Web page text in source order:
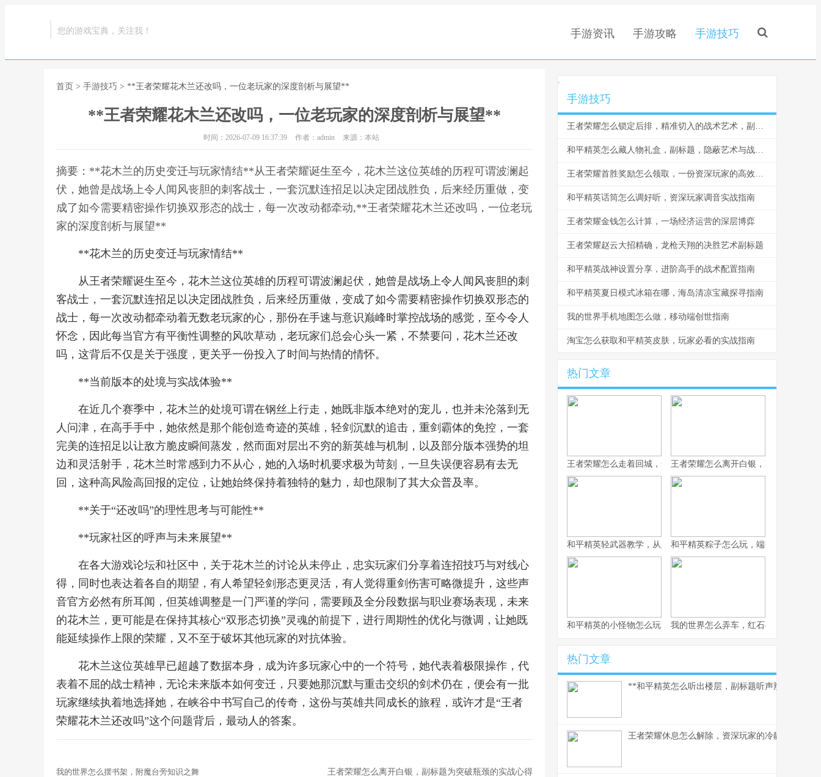
您的游戏宝典，关注我！ 手游资讯 手游攻略 手游技巧
首页 > 手游技巧 > **王者荣耀花木兰还改吗，一位老玩家的深度剖析与展望**
**王者荣耀花木兰还改吗，一位老玩家的深度剖析与展望**
时间：2026-07-09 16:37:39 作者：admin 来源：本站
摘要：**花木兰的历史变迁与玩家情结**从王者荣耀诞生至今，花木兰这位英雄的历程可谓波澜起
伏，她曾是战场上令人闻风丧胆的刺客战士，一套沉默连招足以决定团战胜负，后来经历重做，变
成了如今需要精密操作切换双形态的战士，每一次改动都牵动,**王者荣耀花木兰还改吗，一位老玩
家的深度剖析与展望**
**花木兰的历史变迁与玩家情结**
从王者荣耀诞生至今，花木兰这位英雄的历程可谓波澜起伏，她曾是战场上令人闻风丧胆的刺
客战士，一套沉默连招足以决定团战胜负，后来经历重做，变成了如今需要精密操作切换双形态的
战士，每一次改动都牵动着无数老玩家的心，那份在手速与意识巅峰时掌控战场的感觉，至今令人
怀念，因此每当官方有平衡性调整的风吹草动，老玩家们总会心头一紧，不禁要问，花木兰还改
吗，这背后不仅是关于强度，更关乎一份投入了时间与热情的情怀。
**当前版本的处境与实战体验**
在近几个赛季中，花木兰的处境可谓在钢丝上行走，她既非版本绝对的宠儿，也并未沦落到无
人问津，在高手手中，她依然是那个能创造奇迹的英雄，轻剑沉默的追击，重剑霸体的免控，一套
完美的连招足以让敌方脆皮瞬间蒸发，然而面对层出不穷的新英雄与机制，以及部分版本强势的坦
边和灵活射手，花木兰时常感到力不从心，她的入场时机要求极为苛刻，一旦失误便容易有去无
回，这种高风险高回报的定位，让她始终保持着独特的魅力，却也限制了其大众普及率。
**关于“还改吗”的理性思考与可能性**
**玩家社区的呼声与未来展望**
在各大游戏论坛和社区中，关于花木兰的讨论从未停止，忠实玩家们分享着连招技巧与对线心
得，同时也表达着各自的期望，有人希望轻剑形态更灵活，有人觉得重剑伤害可略微提升，这些声
音官方必然有所耳闻，但英雄调整是一门严谨的学问，需要顾及全分段数据与职业赛场表现，未来
的花木兰，更可能是在保持其核心“双形态切换”灵魂的前提下，进行周期性的优化与微调，让她既
能延续操作上限的荣耀，又不至于破坏其他玩家的对抗体验。
花木兰这位英雄早已超越了数据本身，成为许多玩家心中的一个符号，她代表着极限操作，代
表着不屈的战士精神，无论未来版本如何变迁，只要她那沉默与重击交织的剑术仍在，便会有一批
玩家继续执着地选择她，在峡谷中书写自己的传奇，这份与英雄共同成长的旅程，或许才是“王者
荣耀花木兰还改吗”这个问题背后，最动人的答案。
我的世界怎么摆书架，附魔台旁知识之舞 王者荣耀怎么离开白银，副标题为突破瓶颈的实战心得
.
手游技巧
王者荣耀怎么锁定后排，精准切入的战术艺术，副标题，脆皮噩梦与团战胜负手
和平精英怎么藏人物礼盒，副标题，隐蔽艺术与战术博弈
王者荣耀首胜奖励怎么领取，一份资深玩家的高效指南，副标题，揭秘每日第一胜的隐藏技巧与深远意义
和平精英话筒怎么调好听，资深玩家调音实战指南
王者荣耀金钱怎么计算，一场经济运营的深层博弈
王者荣耀赵云大招精确，龙枪天翔的决胜艺术副标题
和平精英战神设置分享，进阶高手的战术配置指南
和平精英夏日模式冰箱在哪，海岛清凉宝藏探寻指南
我的世界手机地图怎么做，移动端创世指南
淘宝怎么获取和平精英皮肤，玩家必看的实战指南
热门文章
王者荣耀怎么走着回城，一场被忽视的战略艺术
王者荣耀怎么离开白银，副标题为突破
和平精英轻武器教学，从入门到精通的实战指南
和平精英粽子怎么玩，端午竞技的战术
和平精英的小怪物怎么玩，战术细节与实战心得我的世界怎么弄车，红石与创造的交响
热门文章
**和平精英怎么听出楼层，副标题听声辨位决胜攻
王者荣耀休息怎么解除，资深玩家的冷静思考与